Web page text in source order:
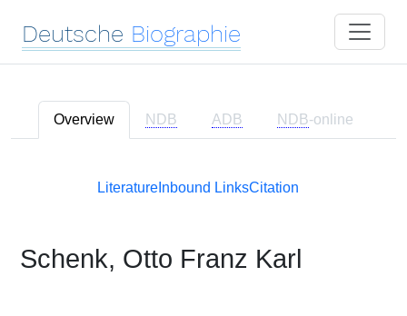
Deutsche Biographie
Overview NDB ADB NDB-online
Literature Inbound LinksCitation
Schenk, Otto Franz Karl